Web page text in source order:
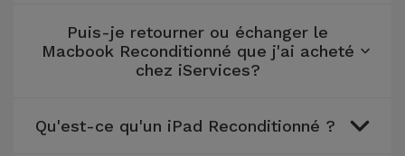
Puis-je retourner ou échanger le
Macbook Reconditionné que j'ai acheté
chez iServices?
Qu'est-ce qu'un iPad Reconditionné ?